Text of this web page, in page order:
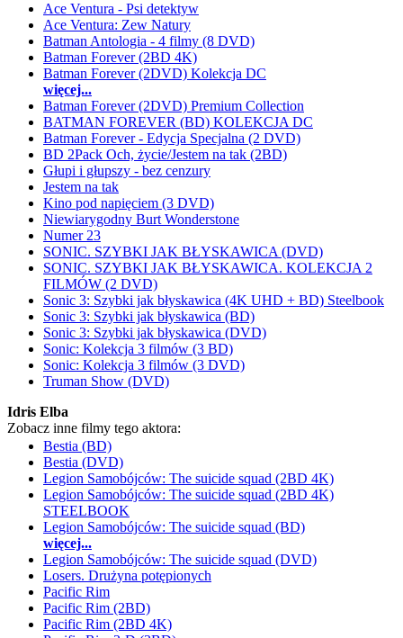
Ace Ventura - Psi detektyw
Ace Ventura: Zew Natury
Batman Antologia - 4 filmy (8 DVD)
Batman Forever (2BD 4K)
Batman Forever (2DVD) Kolekcja DC
więcej...
Batman Forever (2DVD) Premium Collection
BATMAN FOREVER (BD) KOLEKCJA DC
Batman Forever - Edycja Specjalna (2 DVD)
BD 2Pack Och, życie/Jestem na tak (2BD)
Głupi i głupszy - bez cenzury
Jestem na tak
Kino pod napięciem (3 DVD)
Niewiarygodny Burt Wonderstone
Numer 23
SONIC. SZYBKI JAK BŁYSKAWICA (DVD)
SONIC. SZYBKI JAK BŁYSKAWICA. KOLEKCJA 2
FILMÓW (2 DVD)
Sonic 3: Szybki jak błyskawica (4K UHD + BD) Steelbook
Sonic 3: Szybki jak błyskawica (BD)
Sonic 3: Szybki jak błyskawica (DVD)
Sonic: Kolekcja 3 filmów (3 BD)
Sonic: Kolekcja 3 filmów (3 DVD)
Truman Show (DVD)
Idris Elba
Zobacz inne filmy tego aktora:
Bestia (BD)
Bestia (DVD)
Legion Samobójców: The suicide squad (2BD 4K)
Legion Samobójców: The suicide squad (2BD 4K)
STEELBOOK
Legion Samobójców: The suicide squad (BD)
więcej...
Legion Samobójców: The suicide squad (DVD)
Losers. Drużyna potępionych
Pacific Rim
Pacific Rim (2BD)
Pacific Rim (2BD 4K)